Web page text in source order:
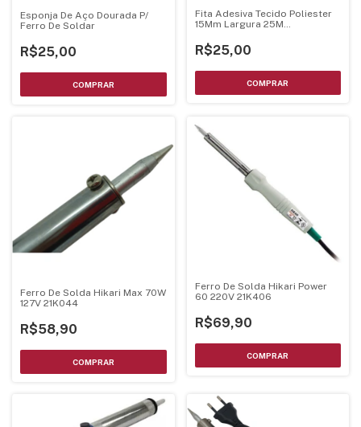
Esponja De Aço Dourada P/
Ferro De Soldar
R$25,00
Fita Adesiva Tecido Poliester
15Mm Largura 25M
Eletronica
R$25,00
Ferro De Solda Hikari Max 70W
127V 21K044
R$58,90
Ferro De Solda Hikari Power
60 220V 21K406
R$69,90